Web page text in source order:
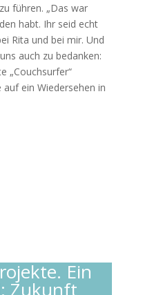
führen. „Das war
habt. Ihr seid echt
Rita und bei mir. Und
auch zu bedanken:
„Couchsurfer“
ein Wiedersehen in
Ein
Zukunft